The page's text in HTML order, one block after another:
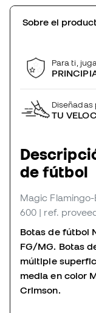
Sobre el
Para ti,
TU
de fútbol
Magic
600 | ref.
Botas de fútbol
FG/MG. Botas
múltiple
media en color
Crimson.